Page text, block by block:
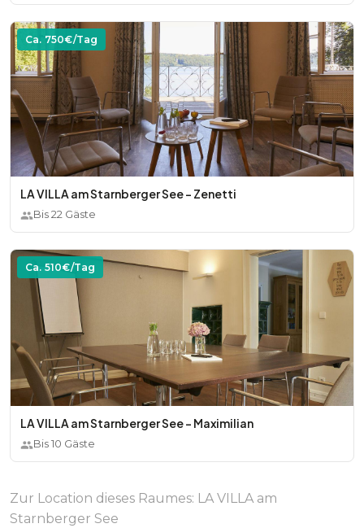
Ca. 750€/Tag
LA VILLA am Starnberger See - Zenetti
Bis22 Gäste
Ca. 510€/Tag
LA VILLA am Starnberger See - Maximilian
Bis10 Gäste
Zur Location dieses Raumes: LA VILLA am
Starnberger See